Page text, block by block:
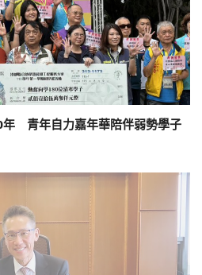
年 青年自力嘉年華陪伴弱勢學子